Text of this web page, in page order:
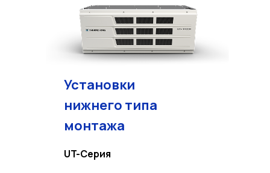
Установки
нижнего типа
монтажа
UT-Серия